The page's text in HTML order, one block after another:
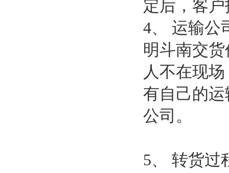
定后，客
4、 运输公
明斗南交
人不在现
有自己的
公司。
5、 转货过